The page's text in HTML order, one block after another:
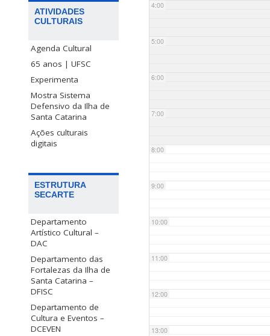
ATIVIDADES
CULTURAIS
Agenda Cultural
65 anos | UFSC
Experimenta
Mostra Sistema
Defensivo da Ilha de
Santa Catarina
Ações culturais
digitais
ESTRUTURA
SECARTE
Departamento
Artístico Cultural –
DAC
Departamento das
Fortalezas da Ilha de
Santa Catarina –
DFISC
Departamento de
Cultura e Eventos –
DCEVEN
4:00
5:00
6:00
7:00
8:00
9:00
10:00
11:00
12:00
13:00